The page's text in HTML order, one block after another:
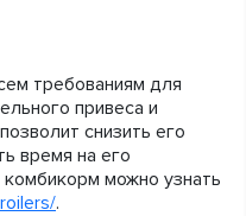
требованиям для
привеса и
снизить его
время на его
можно узнать
.